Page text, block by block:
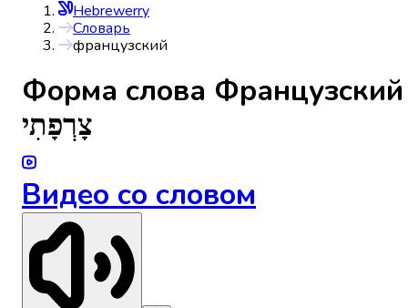
Hebrewerry
Словарь
французский
Форма слова Французский
צָרְפָתִי
Видео со словом